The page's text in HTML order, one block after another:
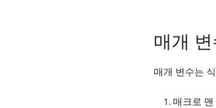
매개
매개 변수는
매크로 맨